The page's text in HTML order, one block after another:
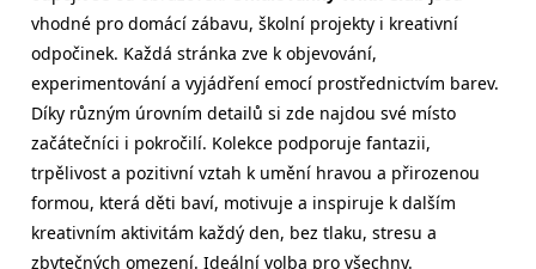
vhodné pro domácí zábavu, školní projekty i kreativní
odpočinek. Každá stránka zve k objevování,
experimentování a vyjádření emocí prostřednictvím barev.
Díky různým úrovním detailů si zde najdou své místo
začátečníci i pokročilí. Kolekce podporuje fantazii,
trpělivost a pozitivní vztah k umění hravou a přirozenou
formou, která děti baví, motivuje a inspiruje k dalším
kreativním aktivitám každý den, bez tlaku, stresu a
zbytečných omezení. Ideální volba pro všechny.